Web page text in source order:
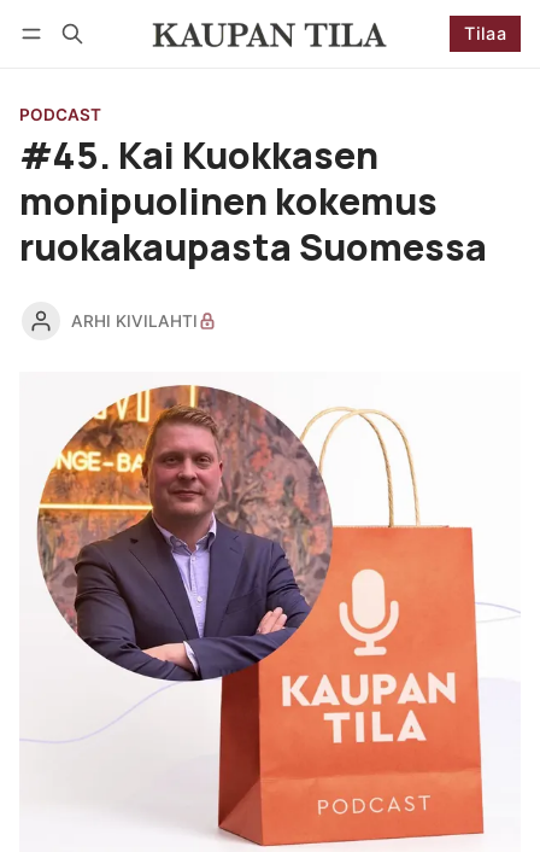
Tilaa
PODCAST
#45. Kai Kuokkasen
monipuolinen kokemus
ruokakaupasta Suomessa
ARHI KIVILAHTI